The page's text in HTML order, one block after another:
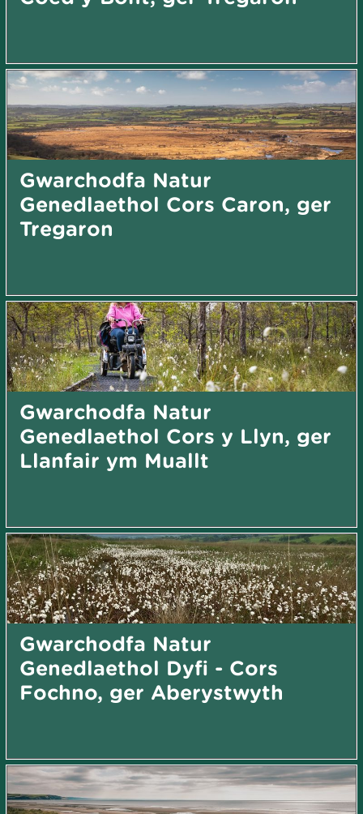
Gwarchodfa Natur
Genedlaethol Cors Caron, ger
Tregaron
Gwarchodfa Natur
Genedlaethol Cors y Llyn, ger
Llanfair ym Muallt
Gwarchodfa Natur
Genedlaethol Dyfi - Cors
Fochno, ger Aberystwyth